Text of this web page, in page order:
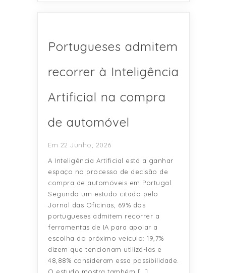
Portugueses admitem
recorrer à Inteligência
Artificial na compra
de automóvel
Em 22 Junho, 2026
A Inteligência Artificial está a ganhar
espaço no processo de decisão de
compra de automóveis em Portugal.
Segundo um estudo citado pelo
Jornal das Oficinas, 69% dos
portugueses admitem recorrer a
ferramentas de IA para apoiar a
escolha do próximo veículo: 19,7%
dizem que tencionam utilizá-las e
48,88% consideram essa possibilidade.